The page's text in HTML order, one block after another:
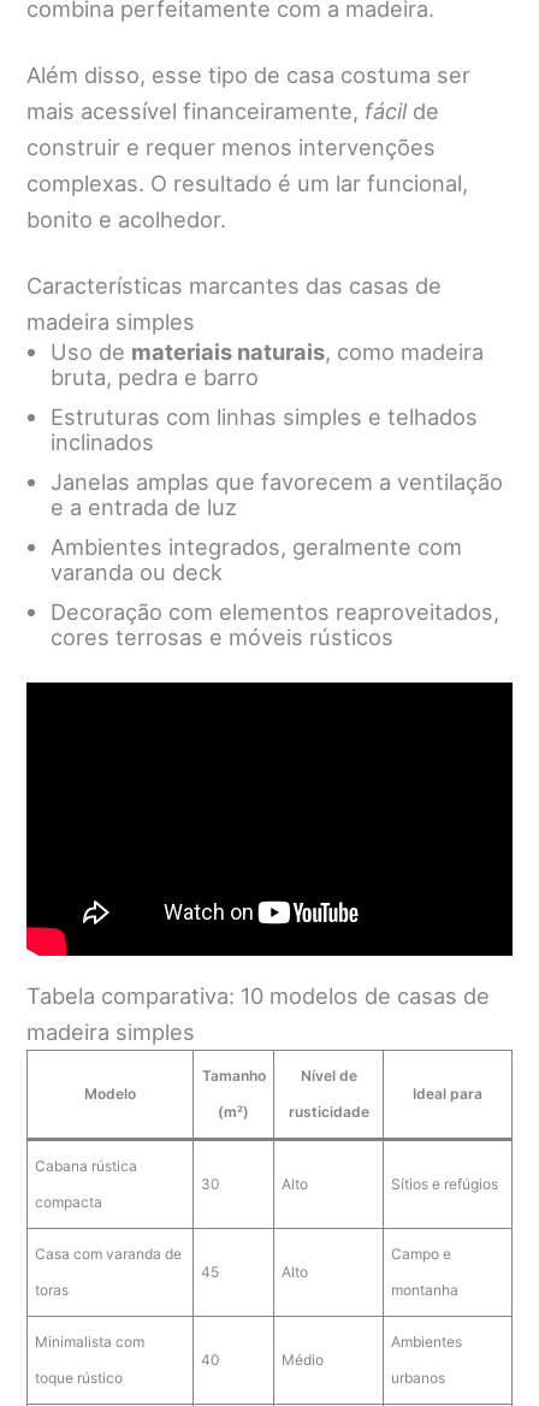
combina perfeitamente com a madeira.
Além disso, esse tipo de casa costuma ser
mais acessível financeiramente, fácil de
construir e requer menos intervenções
complexas. O resultado é um lar funcional,
bonito e acolhedor.
Características marcantes das casas de
madeira simples
Uso de materiais naturais, como madeira
bruta, pedra e barro
Estruturas com linhas simples e telhados
inclinados
Janelas amplas que favorecem a ventilação
e a entrada de luz
Ambientes integrados, geralmente com
varanda ou deck
Decoração com elementos reaproveitados,
cores terrosas e móveis rústicos
Tabela comparativa: 10 modelos de casas de
madeira simples
Modelo
Tamanho
(m²)
Nível de
rusticidade
Ideal para
Cabana rústica
compacta
30 Alto Sítios e refúgios
Casa com varanda de
toras
45 Alto
Campo e
montanha
Minimalista com
toque rústico
40 Médio
Ambientes
urbanos